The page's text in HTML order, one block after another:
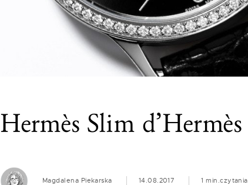
Hermès Slim d’Hermès
Magdalena Piekarska 14.08.2017 1 min.czytania